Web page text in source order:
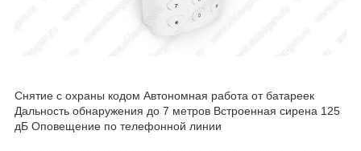
Снятие с охраны кодом Автономная работа от батареек
Дальность обнаружения до 7 метров Встроенная сирена 125
дБ Оповещение по телефонной линии